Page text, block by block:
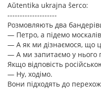
Aŭtentika ukrajna ŝerco:
--------------------
Розмовляють два
— Петро, а підемо
— А як ми дізнаємося, що
— А ми запитаємо у нього
Якщо відповість
— Ну, ходімо.
Вони підходять до